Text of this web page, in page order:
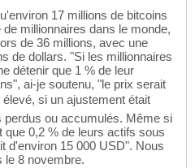
17 millions de bitcoins
millionnaires dans le monde,
de 36 millions, avec une
de dollars. "Si les millionnaires
détenir que 1 % de leur
ai-je soutenu, "le prix serait
élevé, si un ajustement était
perdus ou accumulés. Même si
que 0,2 % de leurs actifs sous
d'environ 15 000 USD". Nous
le 8 novembre.